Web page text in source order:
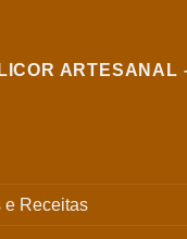
ARTESANAL
e Receitas